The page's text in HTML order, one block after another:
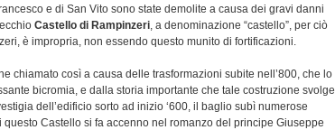
e di San Vito sono state demolite a causa dei gravi danni
Castello di Rampinzeri, a denominazione “castello”, per ciò
è impropria, non essendo questo munito di fortificazioni.
chiamato così a causa delle trasformazioni subite nell’800, che lo
bicromia, e dalla storia importante che tale costruzione svolge
dell’edificio sorto ad inizio ‘600, il baglio subì numerose
questo Castello si fa accenno nel romanzo del principe Giuseppe